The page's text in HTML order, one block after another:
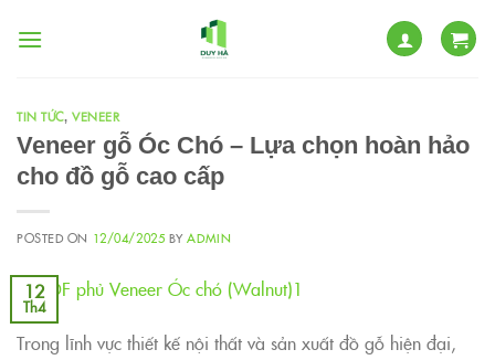
TIN TỨC,VENEER
Veneer gỗ Óc Chó – Lựa chọn hoàn hảo
cho đồ gỗ cao cấp
POSTED ON 12/04/2025 BYADMIN
12
Th4
Trong lĩnh vực thiết kế nội thất và sản xuất đồ gỗ hiện đại,